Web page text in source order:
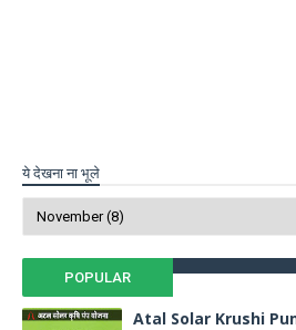
ये देखना ना भूले
POPULAR
Atal Solar Krushi